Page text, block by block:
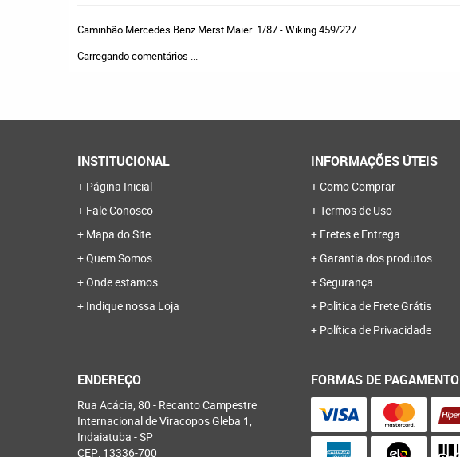
Caminhão Mercedes Benz Merst Maier 1/87 - Wiking 459/227
Carregando comentários ...
INSTITUCIONAL
Página Inicial
Fale Conosco
Mapa do Site
Quem Somos
Onde estamos
Indique nossa Loja
INFORMAÇÕES ÚTEIS
Como Comprar
Termos de Uso
Fretes e Entrega
Garantia dos produtos
Segurança
Politica de Frete Grátis
Política de Privacidade
ENDEREÇO
Rua Acácia, 80 - Recanto Campestre
Internacional de Viracopos Gleba 1,
Indaiatuba -SP
CEP: 13336-700
FORMAS DE PAGAMENTO